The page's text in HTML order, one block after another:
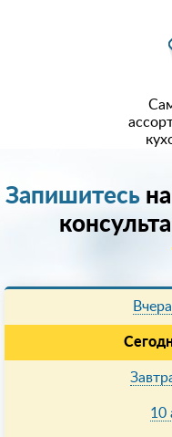
Запишитесьна
10